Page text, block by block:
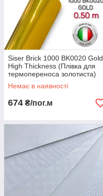
Siser Brick 1000 BK0020 Gold
High Thickness (Плівка для
термопереноса золотиста)
Немає в наявності
674 ₴/пог.м